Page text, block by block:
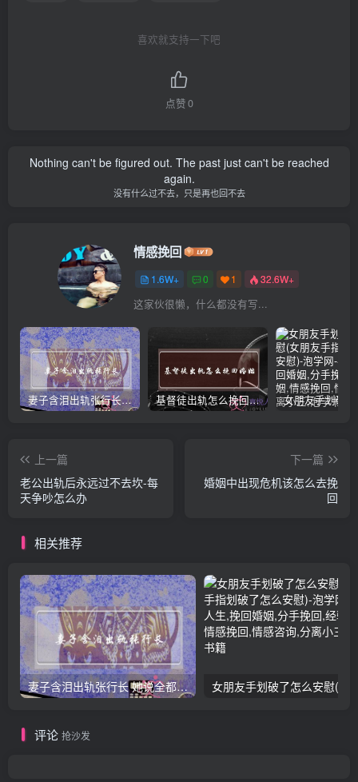
喜欢就支持一下吧
点赞0
Nothing can't be figured out. The past just can't be reached
again.
没有什么过不去，只是再也回不去
情感挽回
1.6W+ 0 1 32.6W+
这家伙很懒，什么都没有写...
妻子含泪出轨张行长 她说全都是因为家中 基督徒出轨怎么挽回婚姻(基督徒面对出轨婚姻)
上一篇
老公出轨后永远过不去坎-每
天争吵怎么办
下一篇
婚姻中出现危机该怎么去挽
回
相关推荐
妻子含泪出轨张行长 她说全都是因为家中
评论 抢沙发